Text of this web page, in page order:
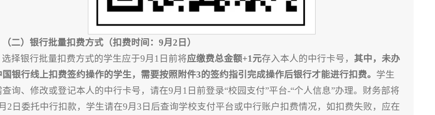
（二）银行批量扣费方式 （扣费时间：9月2日 ）
选择银行批量扣费方式的学生应于9月1日前将应缴费总金额+1元存入本人的中行卡号， 其中，未办
国银行线上扣费签约操作的学生，需要按照附件3的签约指引完成操作后银行才能进行扣费。 学生
查询、修改或登记本人的中行卡号，请在9月1日前登录“校园支付”平台-“个人信息”办理。财务部将
2日委托中行扣款，学生请在9月3日后查询学校支付平台或中行账户扣费情况，如扣费失败，应在